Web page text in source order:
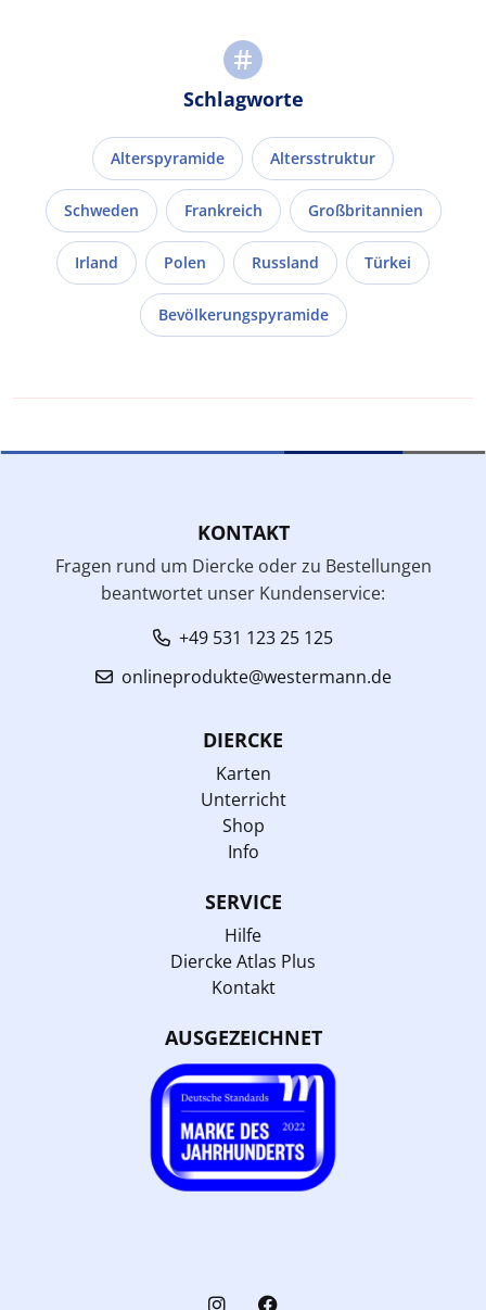
Schlagworte
Alterspyramide Altersstruktur
Schweden Frankreich Großbritannien
Irland Polen Russland Türkei
Bevölkerungspyramide
KONTAKT
Fragen rund um Diercke oder zu Bestellungen
beantwortet unser Kundenservice:
+49 531 123 25 125
onlineprodukte@westermann.de
DIERCKE
Karten
Unterricht
Shop
Info
SERVICE
Hilfe
Diercke Atlas Plus
Kontakt
AUSGEZEICHNET